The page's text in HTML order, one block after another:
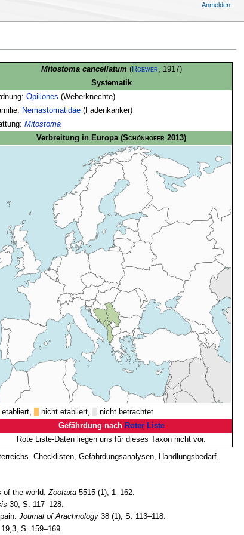
Mitostoma cancellatum (Roewer, 1917)
Systematik
Opiliones (Weberknechte)
Nemastomatidae(Fadenkanker)
Mitostoma
Verbreitung in Europa(Schönhofer 2013)
etabliert, nicht etabliert,
nicht betrachtet
Gefährdung nach Roter Liste
Rote Liste-Daten liegen uns für dieses Taxon nicht vor.
Checklisten, Gefährdungsanalysen, Handlungsbedarf.
of the world.Zootaxa5515 (1), 1–162.
30, S. 117–128.
Journal of Arachnology38 (1), S. 113–118.
S. 159–169.
Anmelden